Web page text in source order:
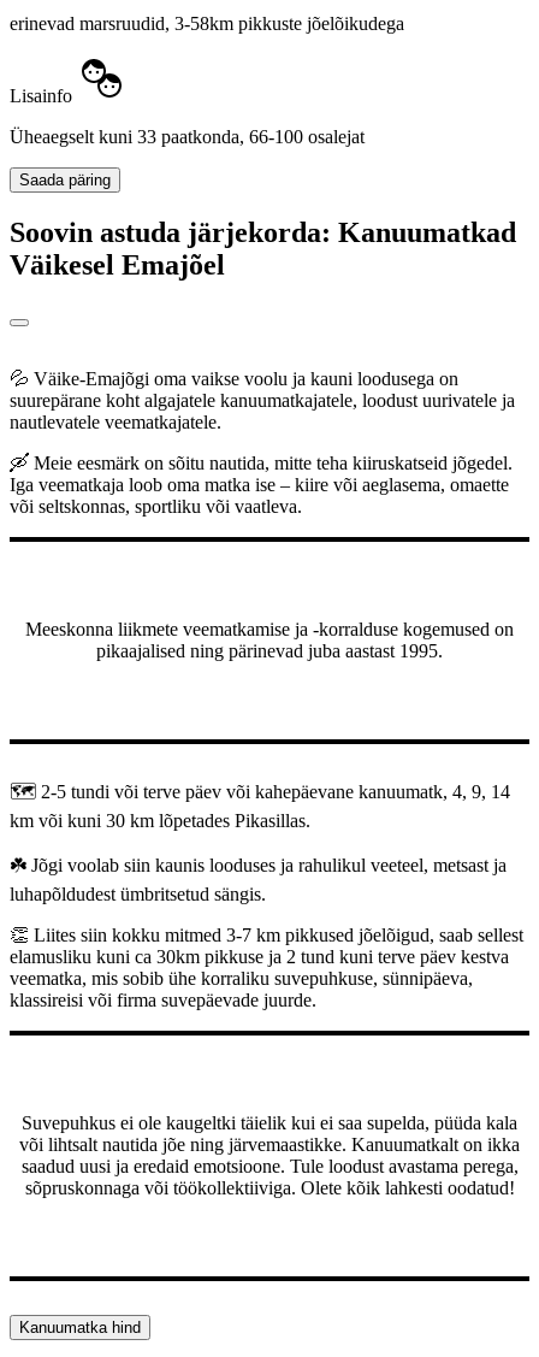
erinevad marsruudid, 3-58km pikkuste jõelõikudega
Lisainfo
Üheaegselt kuni 33 paatkonda, 66-100 osalejat
Saada päring
Soovin astuda järjekorda: Kanuumatkad
Väikesel Emajõel
💦 Väike-Emajõgi oma vaikse voolu ja kauni loodusega on
suurepärane koht algajatele kanuumatkajatele, loodust uurivatele ja
nautlevatele veematkajatele.
🛶 Meie eesmärk on sõitu nautida, mitte teha kiiruskatseid jõgedel.
Iga veematkaja loob oma matka ise – kiire või aeglasema, omaette
või seltskonnas, sportliku või vaatleva.
Meeskonna liikmete veematkamise ja -korralduse kogemused on
pikaajalised ning pärinevad juba aastast 1995.
🗺️ 2-5 tundi või terve päev või kahepäevane kanuumatk, 4, 9, 14
km või kuni 30 km lõpetades Pikasillas.
☘️ Jõgi voolab siin kaunis looduses ja rahulikul veeteel, metsast ja
luhapõldudest ümbritsetud sängis.
👏 Liites siin kokku mitmed 3-7 km pikkused jõelõigud, saab sellest
elamusliku kuni ca 30km pikkuse ja 2 tund kuni terve päev kestva
veematka, mis sobib ühe korraliku suvepuhkuse, sünnipäeva,
klassireisi või firma suvepäevade juurde.
Suvepuhkus ei ole kaugeltki täielik kui ei saa supelda, püüda kala
või lihtsalt nautida jõe ning järvemaastikke. Kanuumatkalt on ikka
saadud uusi ja eredaid emotsioone. Tule loodust avastama perega,
sõpruskonnaga või töökollektiiviga. Olete kõik lahkesti oodatud!
Kanuumatka hind